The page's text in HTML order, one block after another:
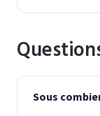
Sous